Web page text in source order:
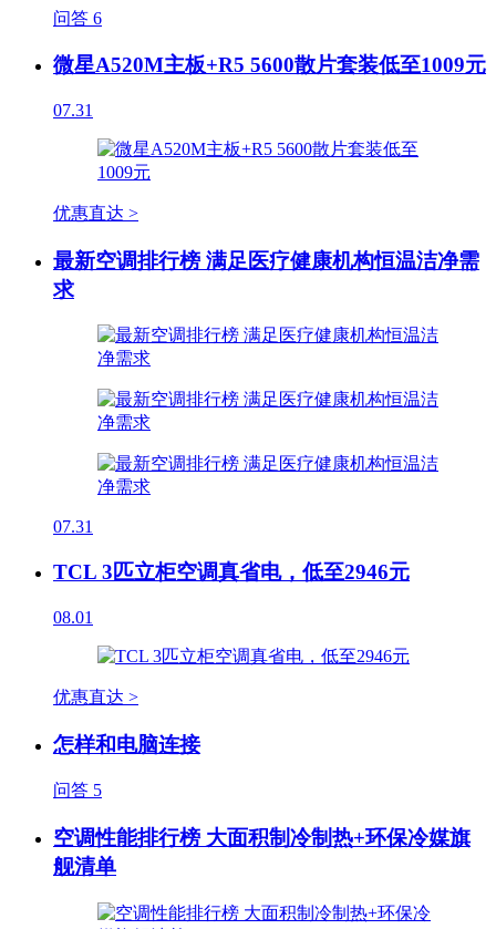
问答 6
微星A520M主板+R5 5600散片套装低至1009元
07.31
优惠直达 >
最新空调排行榜 满足医疗健康机构恒温洁净需
求
07.31
TCL 3匹立柜空调真省电，低至2946元
08.01
优惠直达 >
怎样和电脑连接
问答 5
空调性能排行榜 大面积制冷制热+环保冷媒旗
舰清单